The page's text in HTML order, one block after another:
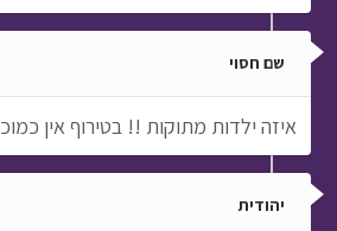
שם חסוי
איזה ילדות מתוקות !! בטירוף אין
יהודית